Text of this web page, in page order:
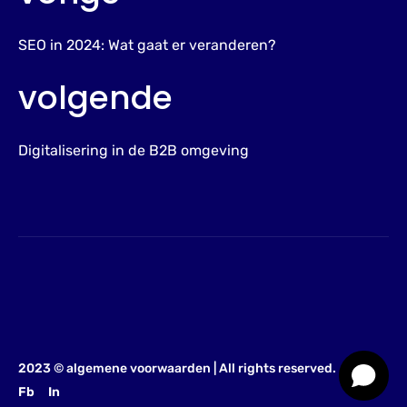
SEO in 2024: Wat gaat er veranderen?
volgende
Digitalisering in de B2B omgeving
2023 ©algemene voorwaarden | All rights reserved.
Fb
In